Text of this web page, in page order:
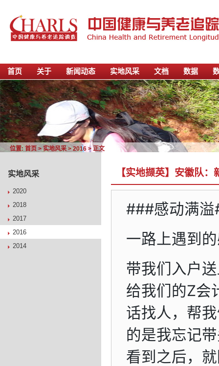
首页 关于 新闻动态 实地风采 文档 数据
位置: 首页>实地风采 >2016 > 正文
实地风采
2020
2018
2017
2016
2014
【实地撷英】安徽队
###感动满
一路上遇到
带我们入户
给我们的Z会
话找人，帮
的是我忘记
看到之后，